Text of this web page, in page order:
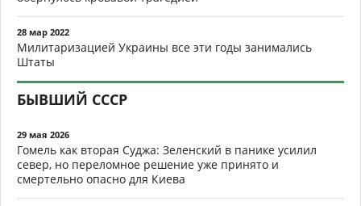
28 мар 2022
Милитаризацией Украины все эти годы занимались
Штаты
БЫВШИЙ СССР
29 мая 2026
Гомель как вторая Суджа: Зеленский в панике усилил
север, но переломное решение уже принято и
смертельно опасно для Киева